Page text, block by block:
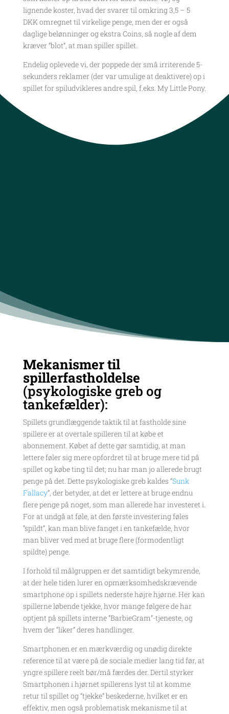
lignende koster, hvad der svarer til omkring 3,5 – 5
DKK omregnet til virkelige penge, men der er også
daglige belønninger og ekstra Coins, så nogle af dem
kræver “blot”, at man spiller spillet.
Endelig oplevede vi, der poppede der små irriterende 5-
sekunders reklamer (der var umulige at deaktivere) op i
spillet for spiludvikleres andre spil, f.eks. My Little Pony.
Mekanismer til
spillerfastholdelse
(psykologiske greb og
tankefælder):
Spillets grundlæggende taktik til at fastholde sine
spillere er at overtale spilleren til at købe et
abonnement. Købet af dette gør samtidig, at man
lettere føler sig mere opfordret til at bruge mere tid på
spillet og købe ting til det; nu har man jo allerede brugt
penge på det. Dette psykologiske greb kaldes “Sunk
Fallacy”, der betyder, at det er lettere at bruge endnu
flere penge på noget, som man allerede har investeret i.
For at undgå at føle, at den første investering føles
”spildt”, kan man blive fanget i en tankefælde, hvor
man bliver ved med at bruge flere (formodentligt
spildte) penge.
I forhold til målgruppen er det samtidigt bekymrende,
at der hele tiden lurer en opmærksomhedskrævende
smartphone op i spillets nederste højre hjørne. Her kan
spillerne løbende tjekke, hvor mange følgere de har
optjent på spillets interne “BarbieGram”-tjeneste, og
hvem der “liker” deres handlinger.
Smartphonen er en mærkværdig og unødig direkte
reference til at være på de sociale medier lang tid før, at
yngre spillere reelt bør/må færdes der. Dertil styrker
Smartphonen i hjørnet spillerens lyst til at komme
retur til spillet og “tjekke” beskederne, hvilket er en
effektiv, men også problematisk mekanisme til at